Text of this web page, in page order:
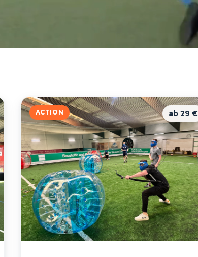
ACTION ab 29 €